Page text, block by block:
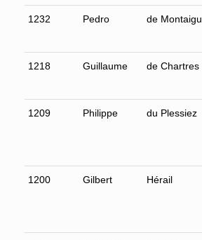
1232 Pedro de Montaigu
1218 Guillaume de Chartres
1209 Philippe du Plessiez
1200 Gilbert Hérail